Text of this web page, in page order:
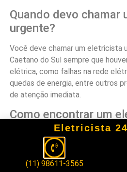
Quando devo chamar
urgente?
Você deve chamar um eletricista
Caetano do Sul sempre que
elétrica, como falhas na rede
quedas de energia, entre outros
de atenção imediata.
Como encontrar um
urgente em São
Você pode encontrar um
Caetano do Sul através de
Eletricista
(11) 98611-3565